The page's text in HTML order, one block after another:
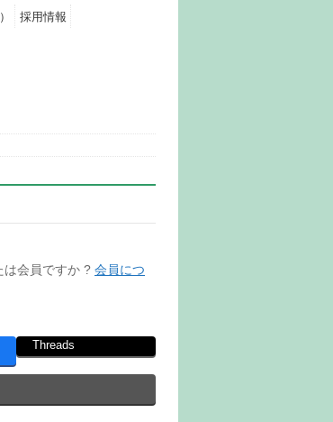
採用情報
は会員ですか ? 会員につ
Threads